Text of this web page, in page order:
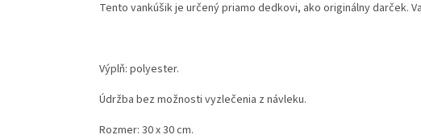
Tento vankúšik je určený priamo dedkovi, ako originálny darček.
Výplň: polyester.
Údržba bez možnosti vyzlečenia z návleku.
Rozmer: 30 x 30 cm.